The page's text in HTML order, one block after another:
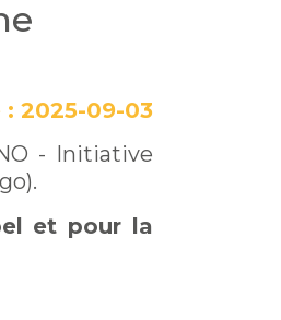
: 2025-09-03
- Initiative
et pour la